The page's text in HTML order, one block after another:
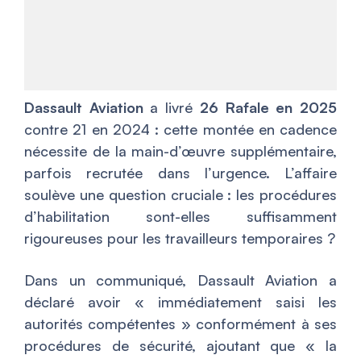
Dassault Aviationa livré 26 Rafale en 2025
contre 21 en 2024 : cette montée en cadence
nécessite de la main-d’œuvre supplémentaire,
parfois recrutée dans l’urgence. L’affaire
soulève une question cruciale : les procédures
d’habilitation sont-elles suffisamment
rigoureuses pour les travailleurs temporaires ?
Dans un communiqué, Dassault Aviation a
déclaré avoir « immédiatement saisi les
autorités compétentes » conformément à ses
procédures de sécurité, ajoutant que « la